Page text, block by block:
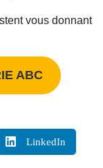
vous donnant
ABC
LinkedIn